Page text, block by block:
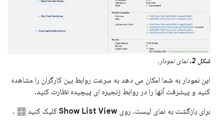
شکل 2. نمای نمودار.
این نمودار به شما امکان می دهد به سرعت روابط بین کارگران را مشاهده
کنید و پیشرفت آنها را در روابط زنجیره ای پیچیده نظارت کنید.
برای بازگشت به نمای لیست، روی Show List View کلیک کنید .